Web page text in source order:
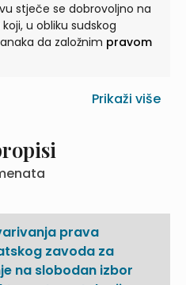
stječe se dobrovoljno na
u obliku sudskog
da založnim pravom
Prikaži više
prava
zavoda za
na slobodan izbor